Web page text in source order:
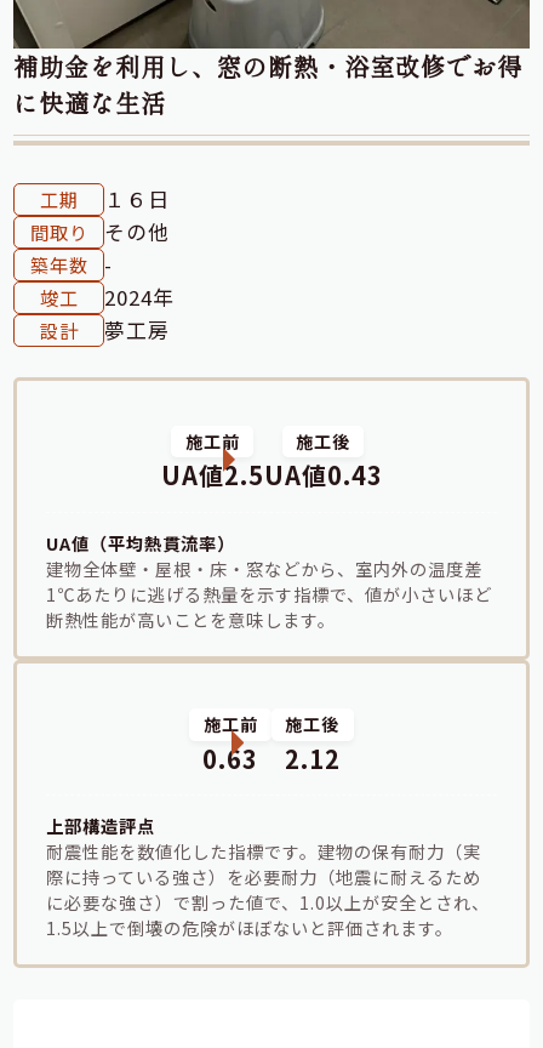
補助金を利用し、窓の断熱・浴室改修でお得
に快適な生活
工期 １６日
間取り その他
築年数 -
竣工 2024年
設計 夢工房
施工前
UA値2.5
施工後
UA値0.43
UA値（平均熱貫流率）
建物全体壁・屋根・床・窓などから、室内外の温度差
1℃あたりに逃げる熱量を示す指標で、値が小さいほど
断熱性能が高いことを意味します。
施工前
0.63
施工後
2.12
上部構造評点
耐震性能を数値化した指標です。建物の保有耐力（実
際に持っている強さ）を必要耐力（地震に耐えるため
に必要な強さ）で割った値で、1.0以上が安全とされ、
1.5以上で倒壊の危険がほぼないと評価されます。